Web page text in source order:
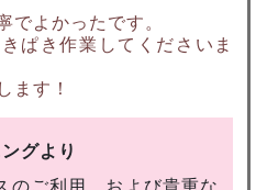
でよかったです。
ぱき作業してくださいま
ます！
グより
のご利用、および貴重な